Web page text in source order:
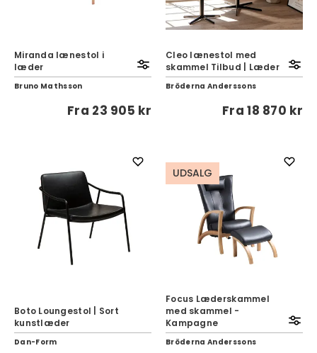
Miranda lænestol i
læder
Bruno Mathsson
Fra 23 905 kr
Cleo lænestol med
skammel Tilbud | Læder
Bröderna Anderssons
Fra18 870 kr
Boto Loungestol | Sort
kunstlæder
Dan-Form
UDSALG
Focus Læderskammel
med skammel -
Kampagne
Bröderna Anderssons